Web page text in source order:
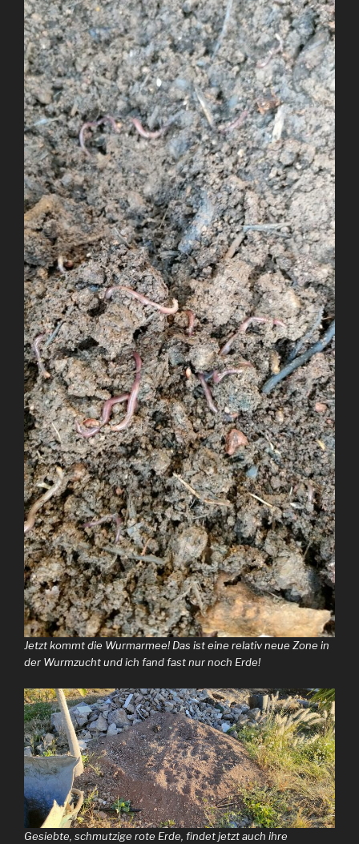
Jetzt kommt die Wurmarmee! Das ist eine relativ neue Zone in
der Wurmzucht und ich fand fast nur noch Erde!
Gesiebte, schmutzige rote Erde, findet jetzt auch ihre